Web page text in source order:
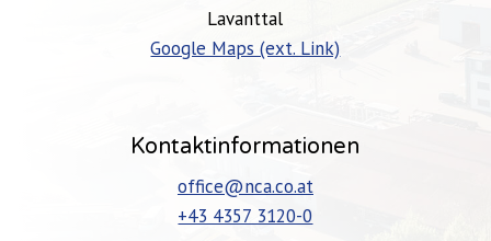
Lavanttal
Google Maps (ext. Link)
Kontaktinformationen
office@nca.co.at
+43 4357 3120-0